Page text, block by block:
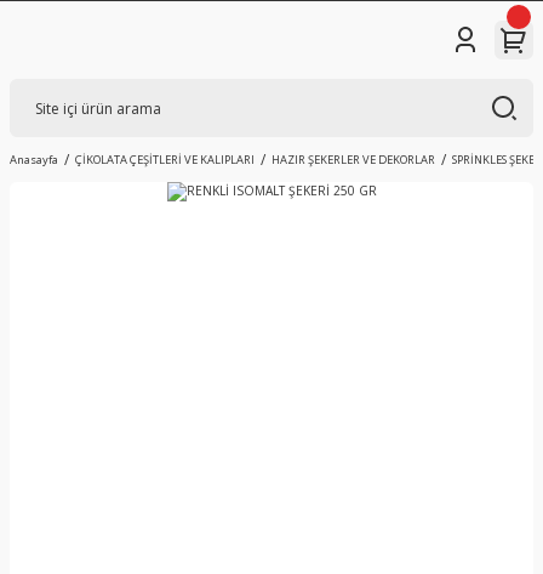
Anasayfa ÇİKOLATA ÇEŞİTLERİ VE KALIPLARI HAZIR ŞEKERLER VE DEKORLAR SPRİNKLES